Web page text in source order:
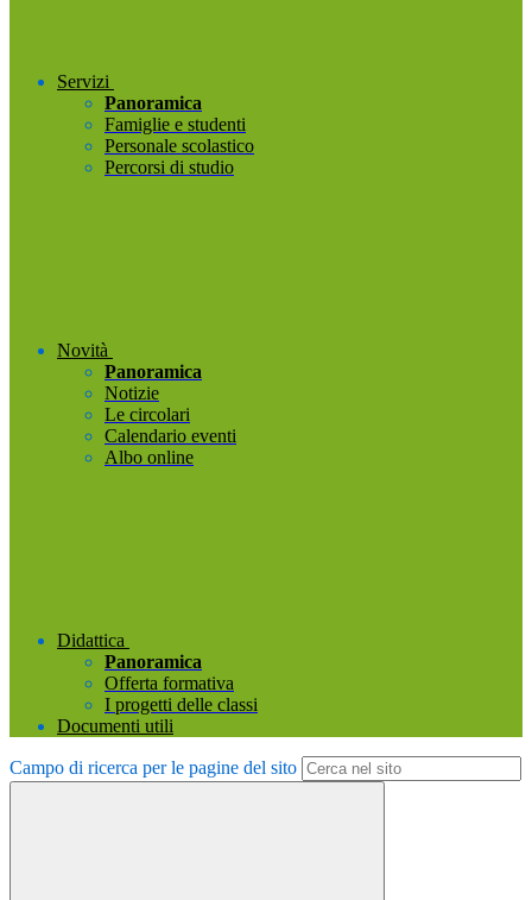
Servizi
Panoramica
Famiglie e studenti
Personale scolastico
Percorsi di studio
Novità
Panoramica
Notizie
Le circolari
Calendario eventi
Albo online
Didattica
Panoramica
Offerta formativa
I progetti delle classi
Documenti utili
Campo di ricerca per le pagine del sito